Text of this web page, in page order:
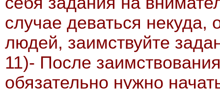
случае деваться некуда,
людей, заимствуйте
11)- После
обязательно нужно